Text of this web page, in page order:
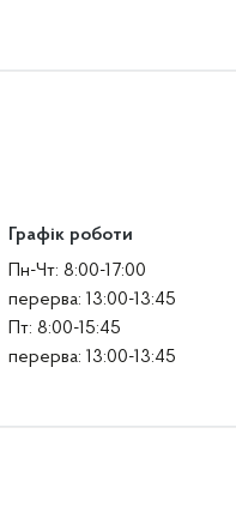
Графік роботи
Пн-Чт: 8:00-17:00
перерва: 13:00-13:45
Пт: 8:00-15:45
перерва: 13:00-13:45